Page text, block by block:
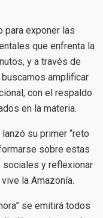
para exponer las
que enfrenta la
y a través de
amplificar
con el respaldo
en la materia.
su primer “reto
sobre estas
y reflexionar
la Amazonía.
se emitirá todos